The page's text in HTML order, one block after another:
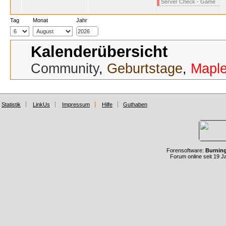
Server Check - Game
Tag Monat Jahr
Kalenderübersicht
Community, Geburtstage,
Statistik LinkUs Impressum Hilfe Guthaben
Forensoftware:
Forum online seit 19